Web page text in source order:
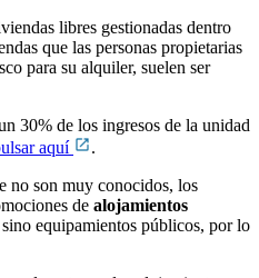
libres gestionadas dentro
que las personas propietarias
para su alquiler, suelen ser
30% de los ingresos de la unidad
aquí
.
no son muy conocidos, los
de alojamientos
equipamientos públicos, por lo